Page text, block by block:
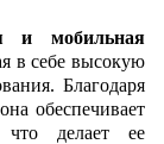
и мобильная
в себе высокую
Благодаря
она обеспечивает
делает ее